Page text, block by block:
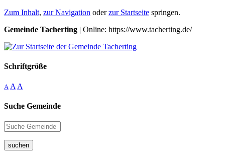
Zum Inhalt, zur Navigation oderzur Startseite springen.
Gemeinde Tacherting | Online: https://www.tacherting.de/
Schriftgröße
A A A
Suche Gemeinde
suchen